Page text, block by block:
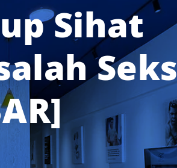
Sihat
Seks